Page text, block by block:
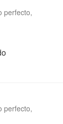
perfecto,
perfecto,